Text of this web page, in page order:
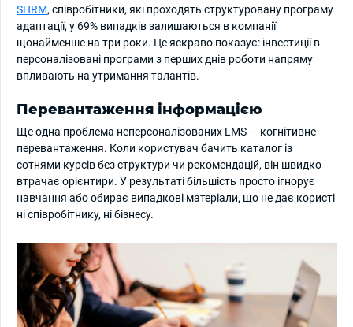
SHRM, співробітники, які проходять структуровану програму
адаптації, у 69% випадків залишаються в компанії
щонайменше на три роки. Це яскраво показує: інвестиції в
персоналізовані програми з перших днів роботи напряму
впливають на утримання талантів.
Перевантаження інформацією
Ще одна проблема неперсоналізованих LMS — когнітивне
перевантаження. Коли користувач бачить каталог із
сотнями курсів без структури чи рекомендацій, він швидко
втрачає орієнтири. У результаті більшість просто ігнорує
навчання або обирає випадкові матеріали, що не дає користі
ні співробітнику, ні бізнесу.